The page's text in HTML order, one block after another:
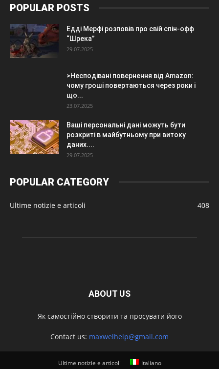
POPULAR POSTS
Едді Мерфі розповів про свій спін-офф
“Шрека”
29.07.2025
>Несподівані повернення від Amazon:
чому гроші повертаються через роки і
що...
23.07.2025
Ваші персональні дані можуть бути
розкриті в майбутньому при витоку
даних....
29.07.2025
POPULAR CATEGORY
Ultime notizie e articoli 408
ABOUT US
Як самостійно створити та просувати його
Contact us: maxwelhelp@gmail.com
Ultime notizie e articoli Italiano